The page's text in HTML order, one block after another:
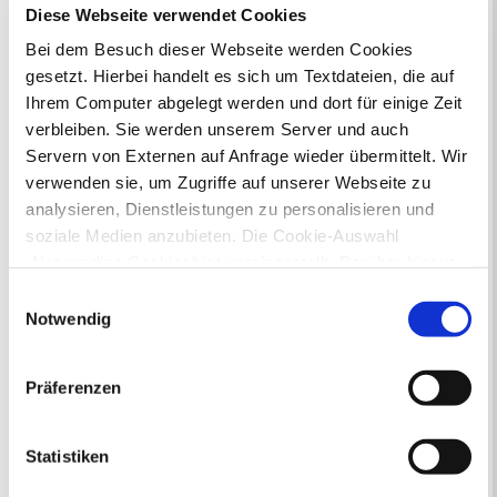
Diese Webseite verwendet Cookies
Bei dem Besuch dieser Webseite werden Cookies
gesetzt. Hierbei handelt es sich um Textdateien, die auf
Ihrem Computer abgelegt werden und dort für einige Zeit
verbleiben. Sie werden unserem Server und auch
Servern von Externen auf Anfrage wieder übermittelt. Wir
verwenden sie, um Zugriffe auf unserer Webseite zu
analysieren, Dienstleistungen zu personalisieren und
soziale Medien anzubieten. Die Cookie-Auswahl
Drittländern (USA) mit unzureichendem
Datenschutzniveau verarbeiten. Es besteht die Gefahr,
dass diese zu Kontroll- und Überwachungszwecken von
anderen missbraucht werden, ohne dass Sie sich mit
Arten von Cookies genau gesetzt werden, wie lang sie
gespeichert werden, von wem sie gesetzt wurden und
Notwendig
Präferenzen
Statistiken
Mo Do
3
4 5 6 7 8
9
10
12 14 15
24
25 26 27 28 29
30
31
Veranstaltungskategorie
Zur Veranstaltungssuche
Bebauungsplänen und Änderungen zum